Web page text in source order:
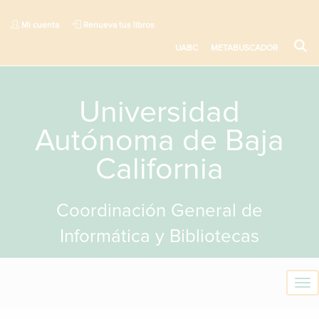
Mi cuenta Renueva tus libros
UABC METABUSCADOR
Universidad
Autónoma de Baja
California
Coordinación General de
Informática y Bibliotecas
T
o